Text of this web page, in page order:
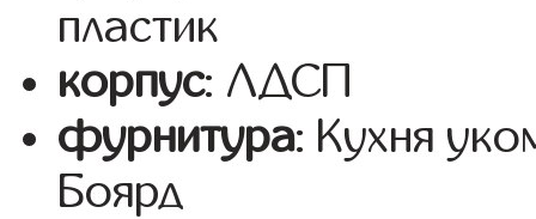
пластик
корпус: ЛДСП
фурнитура: Кухня
Боярд